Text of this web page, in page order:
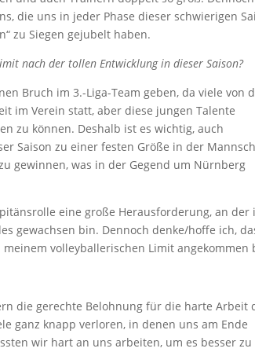
die uns in jeder Phase dieser schwierigen
zu Siegen gejubelt haben.
nach der tollen Entwicklung in dieser Saison?
Bruch im 3.-Liga-Team geben, da viele von
im Verein statt, aber diese jungen Talente
zu können. Deshalb ist es wichtig, auch
Saison zu einer festen Größe in der
gewinnen, was in der Gegend um Nürnberg
eine große Herausforderung, an der
gewachsen bin. Dennoch denke/hoffe ich,
volleyballerischen Limit angekommen
die gerechte Belohnung für die harte Arbeit
ganz knapp verloren, in denen uns am Ende
wir hart an uns arbeiten, um es besser zu